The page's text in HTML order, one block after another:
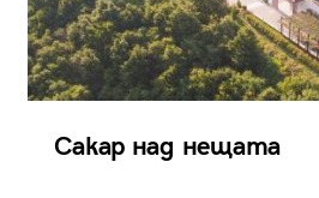
Сакар над нещата